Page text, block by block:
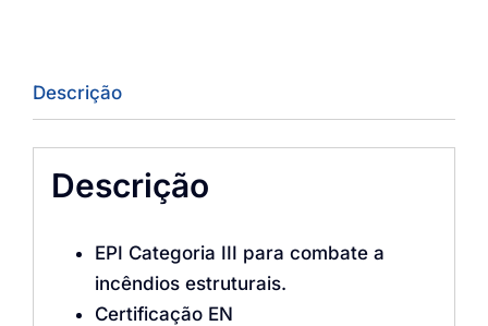
Descrição
Descrição
EPI Categoria III para combate a
incêndios estruturais.
Certificação EN